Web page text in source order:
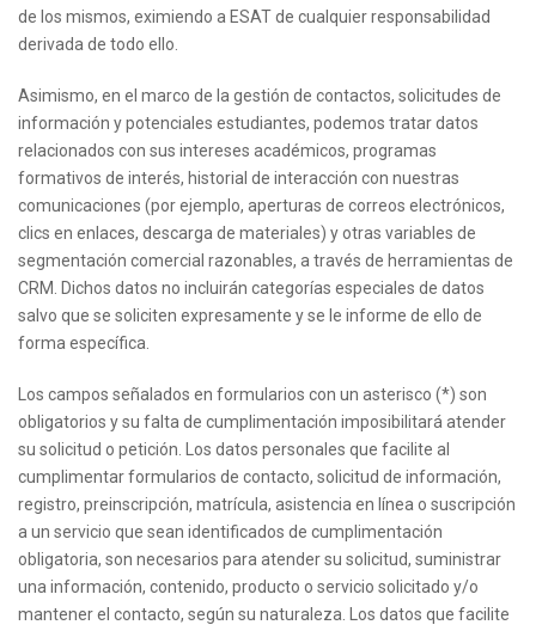
de los mismos, eximiendo a ESAT de cualquier responsabilidad
derivada de todo ello.
Asimismo, en el marco de la gestión de contactos, solicitudes de
información y potenciales estudiantes, podemos tratar datos
relacionados con sus intereses académicos, programas
formativos de interés, historial de interacción con nuestras
comunicaciones (por ejemplo, aperturas de correos electrónicos,
clics en enlaces, descarga de materiales) y otras variables de
segmentación comercial razonables, a través de herramientas de
CRM. Dichos datos no incluirán categorías especiales de datos
salvo que se soliciten expresamente y se le informe de ello de
forma específica.
Los campos señalados en formularios con un asterisco (*) son
obligatorios y su falta de cumplimentación imposibilitará atender
su solicitud o petición. Los datos personales que facilite al
cumplimentar formularios de contacto, solicitud de información,
registro, preinscripción, matrícula, asistencia en línea o suscripción
a un servicio que sean identificados de cumplimentación
obligatoria, son necesarios para atender su solicitud, suministrar
una información, contenido, producto o servicio solicitado y/o
mantener el contacto, según su naturaleza. Los datos que facilite